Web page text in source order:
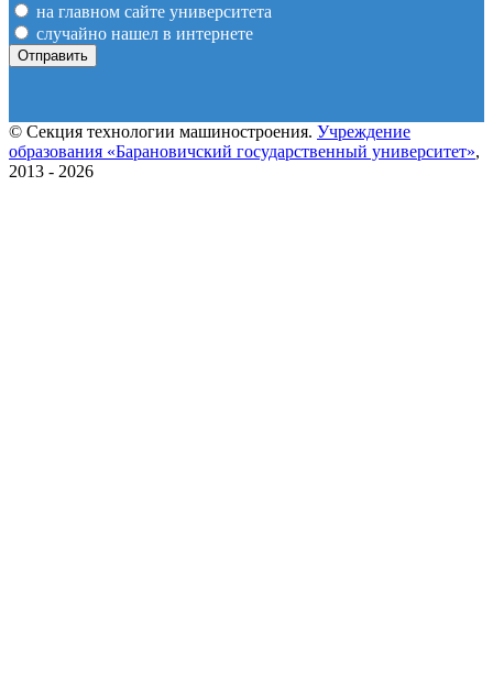
на главном сайте университета
случайно нашел в интернете
© Секция технологии машиностроения. Учреждение
образования «Барановичский государственный университет»,
2013 - 2026